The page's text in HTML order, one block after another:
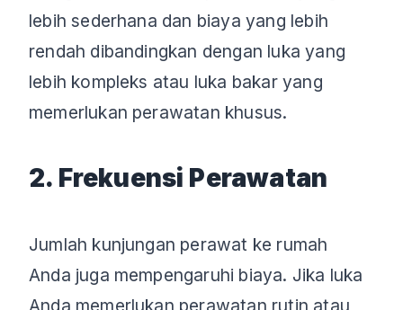
lebih sederhana dan biaya yang lebih
rendah dibandingkan dengan luka yang
lebih kompleks atau luka bakar yang
memerlukan perawatan khusus.
2. Frekuensi Perawatan
Jumlah kunjungan perawat ke rumah
Anda juga mempengaruhi biaya. Jika luka
Anda memerlukan perawatan rutin atau